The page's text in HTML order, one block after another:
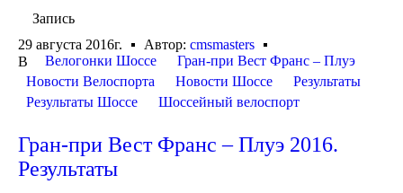
Запись
29 августа 2016г.
Автор: cmsmasters
В
Велогонки Шоссе
Гран-при Вест Франс – Плуэ
Новости Велоспорта
Новости Шоссе
Результаты
Результаты Шоссе
Шоссейный велоспорт
Гран-при Вест Франс – Плуэ 2016.
Результаты